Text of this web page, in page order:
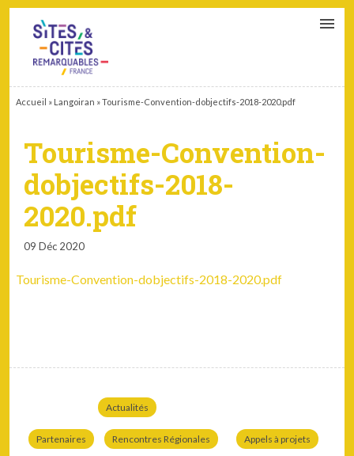
Accueil » Langoiran »Tourisme-Convention-dobjectifs-2018-2020.pdf
Tourisme-Convention-
dobjectifs-2018-
2020.pdf
09 Déc 2020
Tourisme-Convention-dobjectifs-2018-2020.pdf
Actualités
Partenaires Rencontres Régionales Appels à projets